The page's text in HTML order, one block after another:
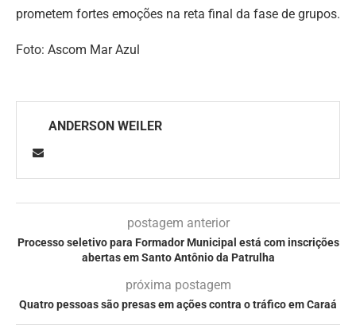
prometem fortes emoções na reta final da fase de grupos.
Foto: Ascom Mar Azul
ANDERSON WEILER
postagem anterior
Processo seletivo para Formador Municipal está com inscrições
abertas em Santo Antônio da Patrulha
próxima postagem
Quatro pessoas são presas em ações contra o tráfico em Caraá